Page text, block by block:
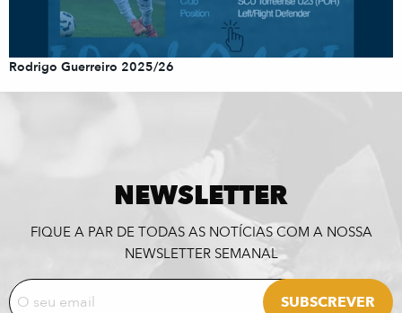
Rodrigo Guerreiro 2025/26
NEWSLETTER
FIQUE A PAR DE TODAS AS NOTÍCIAS COM A NOSSA
NEWSLETTER SEMANAL